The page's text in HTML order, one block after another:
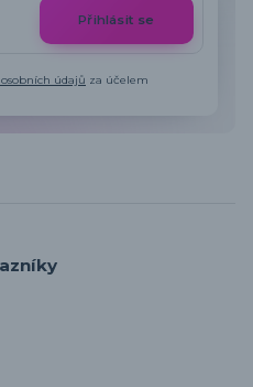
Přihlásit se
údajů za účelem